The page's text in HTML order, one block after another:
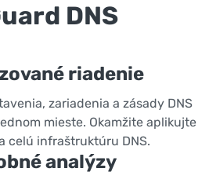
DNS
riadenie
zariadenia a zásady DNS
mieste. Okamžite aplikujte
celú infraštruktúru DNS.
analýzy